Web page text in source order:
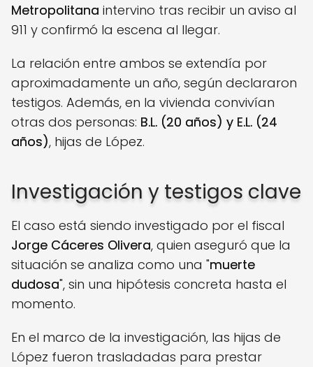
Metropolitana intervino tras recibir un aviso al
911 y confirmó la escena al llegar.
La relación entre ambos se extendía por
aproximadamente un año, según declararon
testigos. Además, en la vivienda convivían
otras dos personas: B.L. (20 años) y E.L. (24
años), hijas de López.
Investigación y testigos clave
El caso está siendo investigado por el fiscal
Jorge Cáceres Olivera, quien aseguró que la
situación se analiza como una "muerte
dudosa", sin una hipótesis concreta hasta el
momento.
En el marco de la investigación, las hijas de
López fueron trasladadas para prestar